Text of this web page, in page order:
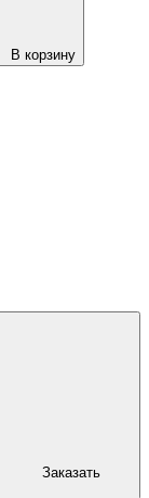
В корзину
Заказать